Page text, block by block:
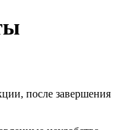
после завершения